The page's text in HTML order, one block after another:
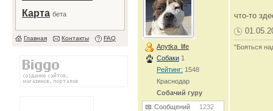
Карта бета
Главная Контакты FAQ
Anytka_life
Собаки 1
Рейтинг: 1548
Краснодар
Собачий гуру
Сообщений 1232
что-то
"Бояться